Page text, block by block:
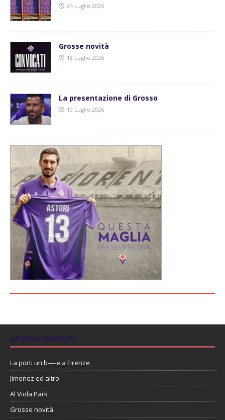
24 Luglio 2026
Grosse novità
18 Luglio 2026
La presentazione di Grosso
10 Luglio 2026
ARTICOLI RECENTI
La porti un b—-e a Firenze
Jimenez ed altro
Al Viola Park
Grosse novità